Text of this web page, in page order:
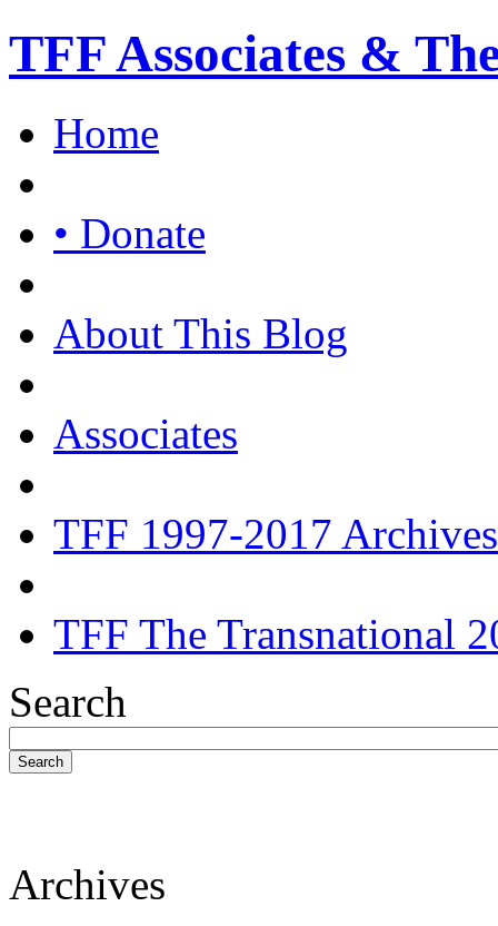
TFF Associates &
Home
• Donate
About This Blog
Associates
TFF 1997-2017 Archives
TFF The Transnational
Search
Search
Archives